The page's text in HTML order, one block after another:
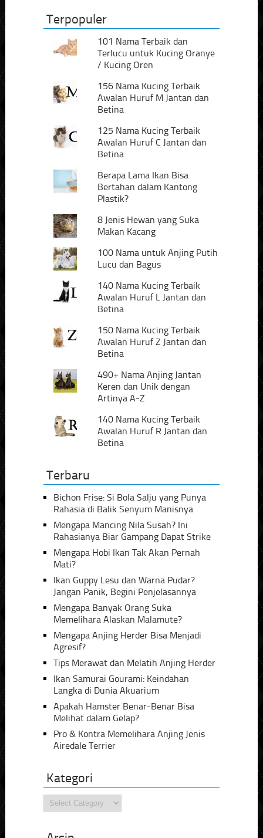
Terpopuler
101 Nama Terbaik dan
Terlucu untuk Kucing Oranye
/ Kucing Oren
156 Nama Kucing Terbaik
Awalan Huruf M Jantan dan
Betina
125 Nama Kucing Terbaik
Awalan Huruf C Jantan dan
Betina
Berapa Lama Ikan Bisa
Bertahan dalam Kantong
Plastik?
8 Jenis Hewan yang Suka
Makan Kacang
100 Nama untuk Anjing Putih
Lucu dan Bagus
140 Nama Kucing Terbaik
Awalan Huruf L Jantan dan
Betina
150 Nama Kucing Terbaik
Awalan Huruf Z Jantan dan
Betina
490+ Nama Anjing Jantan
Keren dan Unik dengan
Artinya A-Z
140 Nama Kucing Terbaik
Awalan Huruf R Jantan dan
Betina
Terbaru
Bichon Frise: Si Bola Salju yang Punya
Rahasia di Balik Senyum Manisnya
Mengapa Mancing Nila Susah? Ini
Rahasianya Biar Gampang Dapat Strike
Mengapa Hobi Ikan Tak Akan Pernah
Mati?
Ikan Guppy Lesu dan Warna Pudar?
Jangan Panik, Begini Penjelasannya
Mengapa Banyak Orang Suka
Memelihara Alaskan Malamute?
Mengapa Anjing Herder Bisa Menjadi
Agresif?
Tips Merawat dan Melatih Anjing Herder
Ikan Samurai Gourami: Keindahan
Langka di Dunia Akuarium
Apakah Hamster Benar-Benar Bisa
Melihat dalam Gelap?
Pro & Kontra Memelihara Anjing Jenis
Airedale Terrier
Kategori
Kategori